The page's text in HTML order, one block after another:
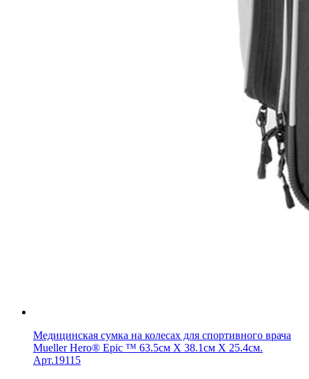
Медицинская сумка на колесах для спортивного врача
Mueller Hero® Epic ™ 63.5см Х 38.1см Х 25.4см.
Арт.19115